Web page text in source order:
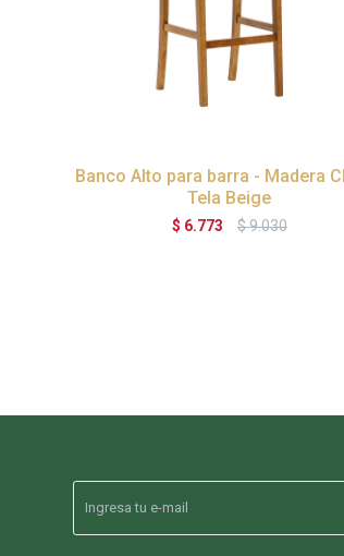
Banco Alto para barra - Madera
Tela Beige
$ 6.773 $9.030